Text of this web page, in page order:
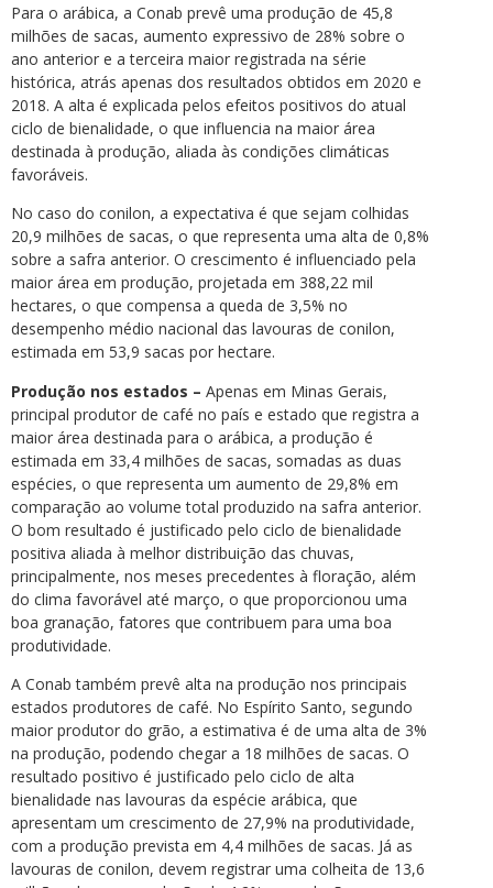
Para o arábica, a Conab prevê uma produção de 45,8
milhões de sacas, aumento expressivo de 28% sobre o
ano anterior e a terceira maior registrada na série
histórica, atrás apenas dos resultados obtidos em 2020 e
2018. A alta é explicada pelos efeitos positivos do atual
ciclo de bienalidade, o que influencia na maior área
destinada à produção, aliada às condições climáticas
favoráveis.
No caso do conilon, a expectativa é que sejam colhidas
20,9 milhões de sacas, o que representa uma alta de 0,8%
sobre a safra anterior. O crescimento é influenciado pela
maior área em produção, projetada em 388,22 mil
hectares, o que compensa a queda de 3,5% no
desempenho médio nacional das lavouras de conilon,
estimada em 53,9 sacas por hectare.
Produção nos estados – Apenas em Minas Gerais,
principal produtor de café no país e estado que registra a
maior área destinada para o arábica, a produção é
estimada em 33,4 milhões de sacas, somadas as duas
espécies, o que representa um aumento de 29,8% em
comparação ao volume total produzido na safra anterior.
O bom resultado é justificado pelo ciclo de bienalidade
positiva aliada à melhor distribuição das chuvas,
principalmente, nos meses precedentes à floração, além
do clima favorável até março, o que proporcionou uma
boa granação, fatores que contribuem para uma boa
produtividade.
A Conab também prevê alta na produção nos principais
estados produtores de café. No Espírito Santo, segundo
maior produtor do grão, a estimativa é de uma alta de 3%
na produção, podendo chegar a 18 milhões de sacas. O
resultado positivo é justificado pelo ciclo de alta
bienalidade nas lavouras da espécie arábica, que
apresentam um crescimento de 27,9% na produtividade,
com a produção prevista em 4,4 milhões de sacas. Já as
lavouras de conilon, devem registrar uma colheita de 13,6